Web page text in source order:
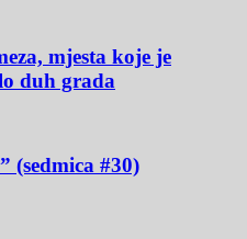
mjesta koje je
duh grada
(sedmica #30)